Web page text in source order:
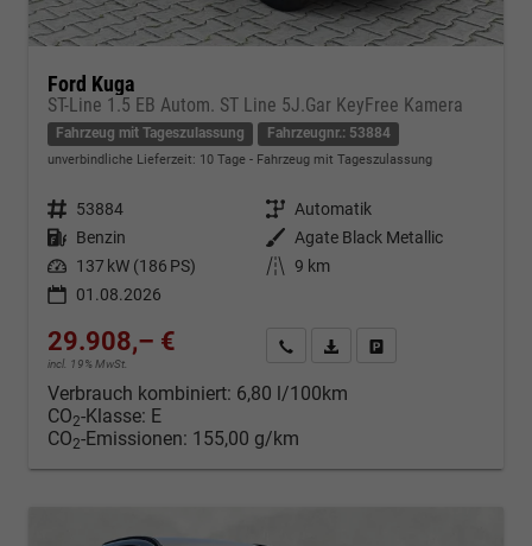
Ford Kuga
ST-Line 1.5 EB Autom. ST Line 5J.Gar KeyFree Kamera
Fahrzeug mit Tageszulassung Fahrzeugnr.: 53884
unverbindliche Lieferzeit: 10 Tage Fahrzeug mit Tageszulassung
Fahrzeugnr. 53884 Getriebe Automatik
Kraftstoff Benzin Außenfarbe Agate Black Metallic
Leistung 137 kW (186 PS) Kilometerstand 9 km
01.08.2026
29.908,– €
incl. 19% MwSt.
Kontakt & Angebot anfordern
PDF-Datei, Fahrzeugexposé
Verbrauch kombiniert: 6,80 l/100km
CO2-Klasse: E
CO2-Emissionen: 155,00 g/km